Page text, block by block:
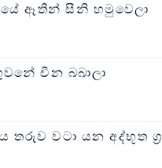
ඈතින් සීනි හමුවෙලා
චීන බබාලා
තරුව වටා යන අද්භූත